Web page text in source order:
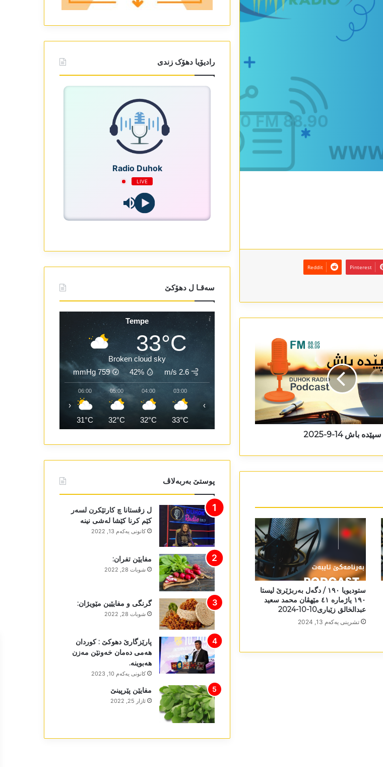
Pinterest
Reddit
سپێدە باش 14-9-2025
ستودیویا ١٩٠ / دگەل بەربژێرێ لیستا
١٩٠ یاژمارە ٤١ مێھڤان محمد سعید
عبدالخالق زێباری10-10-2024
تشرینی یه‌كه‌م 13, 2024
رادیۆیا دھۆک زندی
Radio Duhok
LIVE
سەقـا ل دھۆکێ
Tempe
33°C
Broken cloud sky
2.6 m/s
42%
759
mmHg
03:00
33°C
04:00
32°C
05:00
32°C
06:00
31°C
‹ ›
پوستێ بەربەلاڤ
ل زڤستانا چ کارتێکرن لسەر
کێم کرنا کێشا لەشی نینە
كانونی یه‌كه‌م 13, 2022
مفایێن تفران:
شوبات 28, 2022
گرنگی و مفایێین مێویژان:
شوبات 28, 2022
پارێزگارێ دھوکێ : کوردان
ھەمی دەمان خەونێن مەزن
ھەبوینە.
كانونی یه‌كه‌م 10, 2023
مفایێن پێرپینێ
ئازار 25, 2022